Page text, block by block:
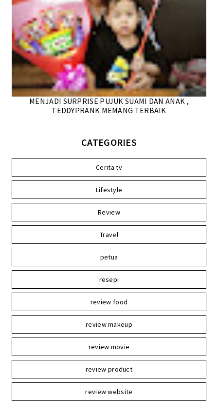
MENJADI SURPRISE PUJUK SUAMI DAN ANAK ,
TEDDYPRANK MEMANG TERBAIK
CATEGORIES
Cerita tv
Lifestyle
Review
Travel
petua
resepi
review food
review makeup
review movie
review product
review website